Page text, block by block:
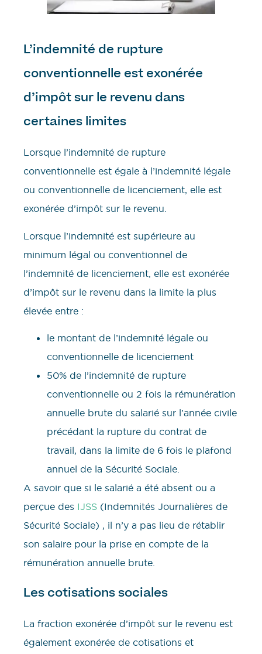
L’indemnité de rupture
conventionnelle est exonérée
d’impôt sur le revenu dans
certaines limites
Lorsque l’indemnité de rupture
conventionnelle est égale à l’indemnité légale
ou conventionnelle de licenciement, elle est
exonérée d’impôt sur le revenu.
Lorsque l’indemnité est supérieure au
minimum légal ou conventionnel de
l’indemnité de licenciement, elle est exonérée
d’impôt sur le revenu dans la limite la plus
élevée entre :
le montant de l’indemnité légale ou
conventionnelle de licenciement
50% de l’indemnité de rupture
conventionnelle ou 2 fois la rémunération
annuelle brute du salarié sur l’année civile
précédant la rupture du contrat de
travail, dans la limite de 6 fois le plafond
annuel de la Sécurité Sociale.
A savoir que si le salarié a été absent ou a
perçue des IJSS (Indemnités Journalières de
Sécurité Sociale) , il n’y a pas lieu de rétablir
son salaire pour la prise en compte de la
rémunération annuelle brute.
Les cotisations sociales
La fraction exonérée d’impôt sur le revenu est
également exonérée de cotisations et